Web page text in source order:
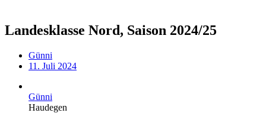
Landesklasse Nord, Saison 2024/25
Günni
11. Juli 2024
Günni
Haudegen